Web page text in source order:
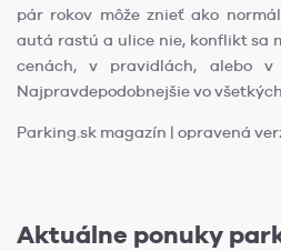
pár rokov môže znieť ako
autá rastú a ulice nie, konflikt sa
cenách, v pravidlách, alebo v
Najpravdepodobnejšie vo
Parking.sk magazín | opravená
Aktuálne ponuky